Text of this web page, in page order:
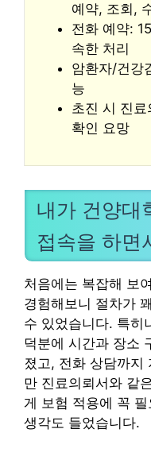
예약, 조회,
전화 예약:
속한 처리
암환자/건강
능
초진 시 진
확인 요망
내가 건양대
접속을 하면
처음에는 복잡해 보
경험해보니 절차가
수 있었습니다. 특히
덕분에 시간과 장소
졌고, 전화 상담까지
만 진료의뢰서와 같
게 보험 적용에 꼭
생각도 들었습니다.